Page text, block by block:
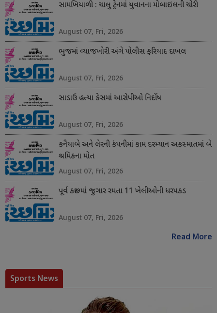
સામખિયાળી : ચાલુ ટ્રેનમાં યુવાનના મોબાઇલની ચોરી
August 07, Fri, 2026
ભુજમાં વ્યાજખોરી અંગે પોલીસ ફરિયાદ દાખલ
August 07, Fri, 2026
સાડાઉ હત્યા કેસમાં આરોપીઓ નિર્દોષ
August 07, Fri, 2026
કનૈયાબે અને લેરની કંપનીમાં કામ દરમ્યાન અકસ્માતમાં બે
શ્રમિકના મોત
August 07, Fri, 2026
પૂર્વ કચ્છમાં જુગાર રમતા 11 ખેલીઓની ધરપકડ
August 07, Fri, 2026
Read More
Sports News